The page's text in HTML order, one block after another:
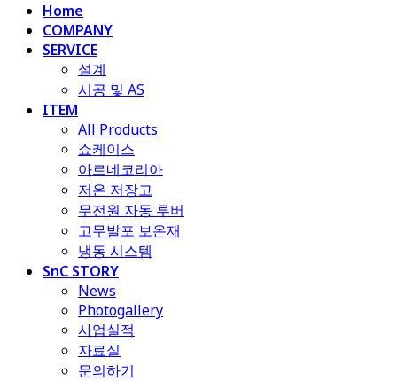
Home
COMPANY
SERVICE
설계
시공 및 AS
ITEM
All Products
​쇼케이스
아르네코리아
저온 저장고
무전원 자동 루버
고무발포 보온재
냉동 시스템
SnC STORY
News
Photogallery
사업실적
자료실
문의하기